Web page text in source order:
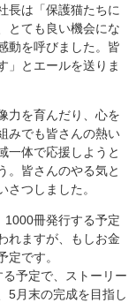
長は「保護猫たちに
とても良い機会にな
動を呼びました。皆
」とエールを送りま
力を育んだり、心を
みでも皆さんの熱い
一体で応援しようと
。皆さんのやる気と
つしました。
1000冊発行する予定
れますが、もしお金
です。
予定で、ストーリー
5月末の完成を目指し